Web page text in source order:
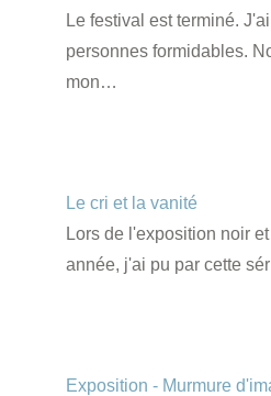
Le festival est terminé.
personnes formidables.
mon…
Le cri et la vanité
Lors de l'exposition noir
année, j'ai pu par cette
Exposition - Murmure